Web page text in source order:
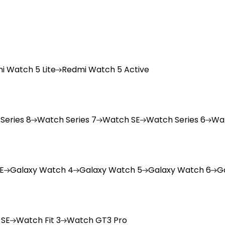
Watch 5 Lite RedmiWatch 5 Active
8 WatchSeries 7 WatchSE WatchSeries 6
GalaxyWatch 4 GalaxyWatch 5 GalaxyWatch 6
Watch Fit 3 WatchGT3 Pro